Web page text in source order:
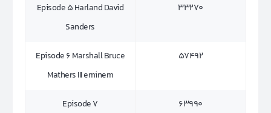
33270
Episode 5 Harland David
Sanders
57492
Episode 6 Marshall Bruce
Mathers III eminem
63990
Episode 7